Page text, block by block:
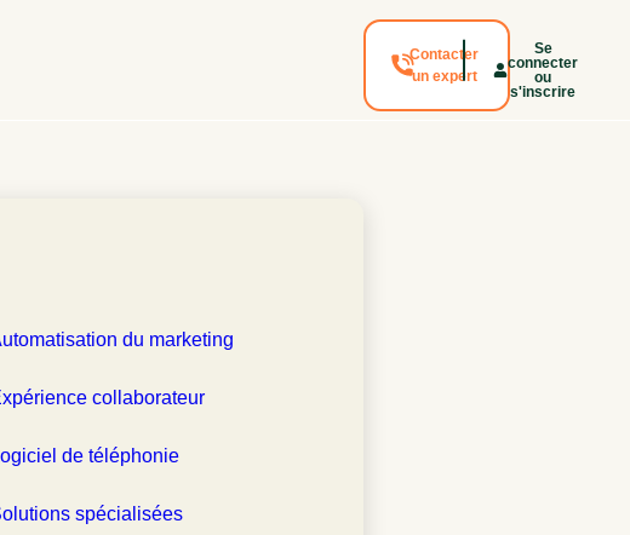
du marketing
collaborateur
de téléphonie
spécialisées
Contacter
un expert
Se
connecter
ou
s'inscrire